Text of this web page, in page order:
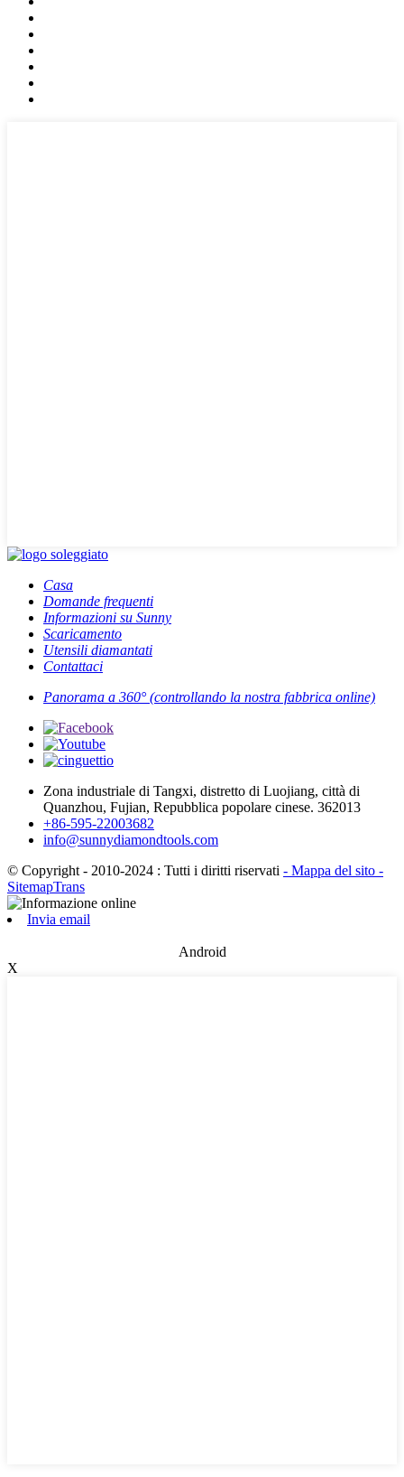
Casa
Domande frequenti
Informazioni su Sunny
Scaricamento
Utensili diamantati
Contattaci
Panorama a 360° (controllando la nostra fabbrica online)
Zona industriale di Tangxi, distretto di Luojiang, città di
Quanzhou, Fujian, Repubblica popolare cinese. 362013
+86-595-22003682
info@sunnydiamondtools.com
© Copyright - 2010-2024 : Tutti i diritti riservati - Mappa del sito -
SitemapTrans
Invia email
Android
X